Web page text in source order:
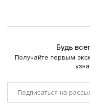
Будь
Получайте первым